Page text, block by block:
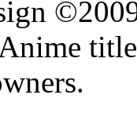
titles,